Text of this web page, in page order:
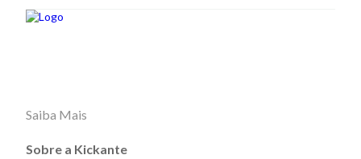
Saiba Mais
Sobre a Kickante